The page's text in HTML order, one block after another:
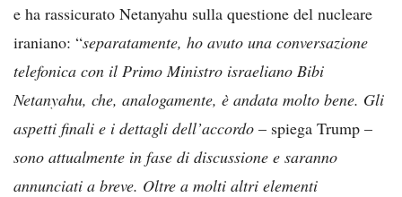
e ha rassicurato Netanyahu sulla questione del nucleare
iraniano: “separatamente, ho avuto una conversazione
telefonica con il Primo Ministro israeliano Bibi
Netanyahu, che, analogamente, è andata molto bene. Gli
aspetti finali e i dettagli dell’accordo – spiega Trump –
sono attualmente in fase di discussione e saranno
annunciati a breve. Oltre a molti altri elementi